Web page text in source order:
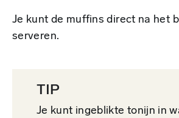
Je kunt de mufﬁns direct na het
serveren.
TIP
Je kunt ingeblikte tonijn in